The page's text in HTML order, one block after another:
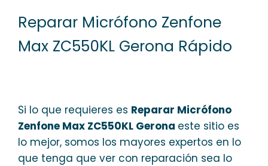
Reparar Micrófono Zenfone
Max ZC550KL Gerona Rápido
Si lo que requieres es Reparar Micrófono
Zenfone Max ZC550KL Gerona este sitio es
lo mejor, somos los mayores expertos en lo
que tenga que ver con reparación sea lo